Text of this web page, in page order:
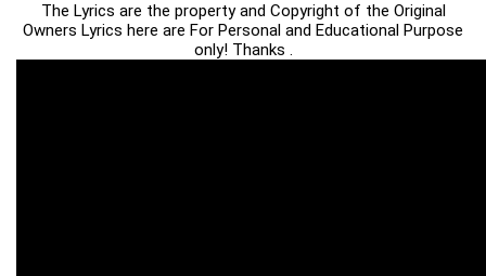
The Lyrics are the property and Copyright of the Original
Owners Lyrics here are For Personal and Educational Purpose
only! Thanks .